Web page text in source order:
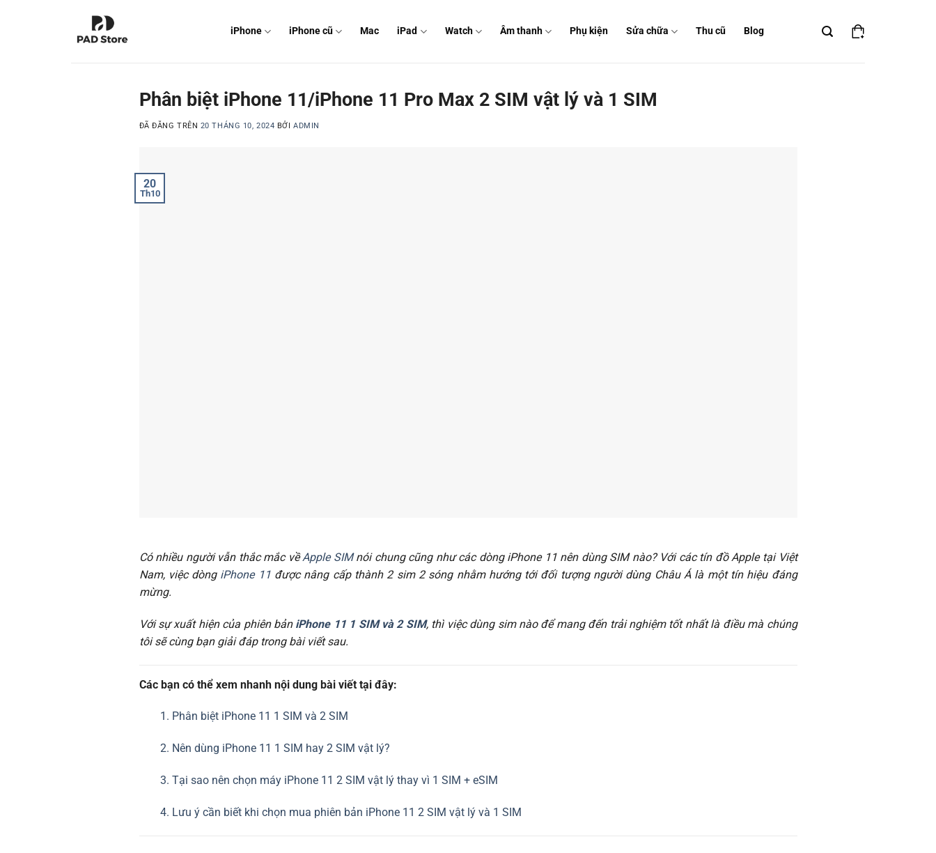
iPhone iPhone cũ Mac iPad Watch Âm thanh Phụ kiện Sửa chữa Thu cũ Blog
Phân biệt iPhone 11/iPhone 11 Pro Max 2 SIM vật lý và 1 SIM
ĐÃ ĐĂNG TRÊN 20 THÁNG 10, 2024 BỞIADMIN
20
Th10
Có nhiều người vẫn thắc mắc vềApple SIMnói chung cũng như các dòng iPhone 11 nên dùng SIM nào? Với các tín đồ Apple tại Việt
Nam, việc dòng iPhone 11được nâng cấp thành 2 sim 2 sóng nhằm hướng tới đối tượng người dùng Châu Á là một tín hiệu đáng
mừng.
Với sự xuất hiện của phiên bản iPhone 11 1 SIM và 2 SIM, thì việc dùng sim nào để mang đến trải nghiệm tốt nhất là điều mà chúng
tôi sẽ cùng bạn giải đáp trong bài viết sau.
Các bạn có thể xem nhanh nội dung bài viết tại đây:
1. Phân biệt iPhone 11 1 SIM và 2 SIM
2. Nên dùng iPhone 11 1 SIM hay 2 SIM vật lý?
3. Tại sao nên chọn máy iPhone 11 2 SIM vật lý thay vì 1 SIM + eSIM
4. Lưu ý cần biết khi chọn mua phiên bản iPhone 11 2 SIM vật lý và 1 SIM